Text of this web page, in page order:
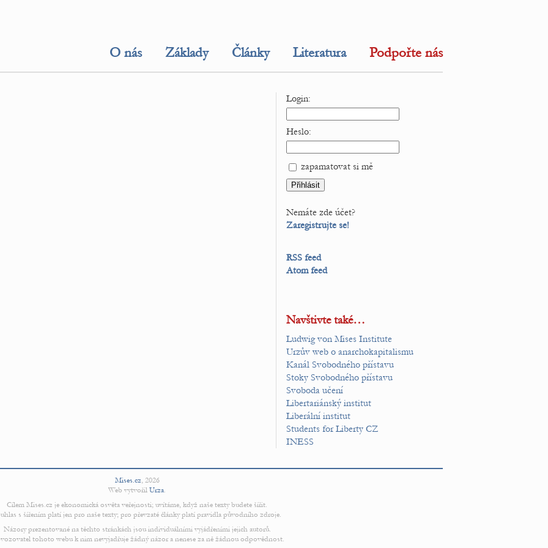
O nás Základy Články Literatura Podpořte nás
Login:
Heslo:
zapamatovat si mě
Nemáte zde účet?
Zaregistrujte se!
RSS feed
Atom feed
Navštivte také…
Ludwig von Mises Institute
Urzův web o anarchokapitalismu
Kanál Svobodného přístavu
Stoky Svobodného přístavu
Svoboda učení
Libertariánský institut
Liberální institut
Students for Liberty CZ
INESS
Mises.cz, 2026
Web vytvořil Urza.
Cílem Mises.cz je ekonomická osvěta veřejnosti; uvítáme, když naše texty budete šířit.
s šířením platí jen pro naše texty; pro převzaté články platí pravidla původního zdroje.
Názory prezentované na těchto stránkách jsou individuálními vyjádřeními jejich autorů.
tohoto webu k nim nevyjadřuje žádný názor a nenese za ně žádnou odpovědnost.